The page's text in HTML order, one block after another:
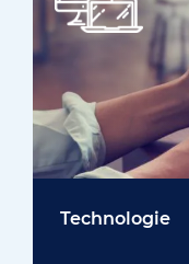
Technologie